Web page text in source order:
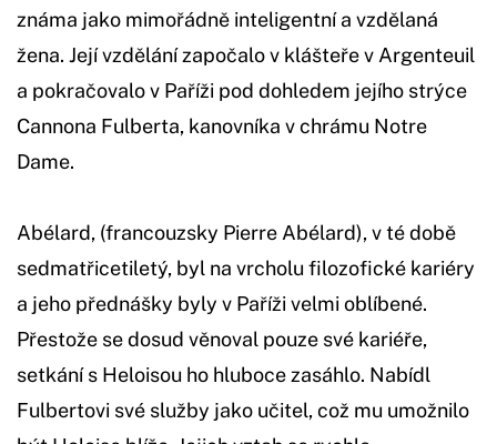
známa jako mimořádně inteligentní a vzdělaná
žena. Její vzdělání započalo v klášteře v Argenteuil
a pokračovalo v Paříži pod dohledem jejího strýce
Cannona Fulberta, kanovníka v chrámu Notre
Dame.
Abélard, (francouzsky Pierre Abélard), v té době
sedmatřicetiletý, byl na vrcholu filozofické kariéry
a jeho přednášky byly v Paříži velmi oblíbené.
Přestože se dosud věnoval pouze své kariéře,
setkání s Heloisou ho hluboce zasáhlo. Nabídl
Fulbertovi své služby jako učitel, což mu umožnilo